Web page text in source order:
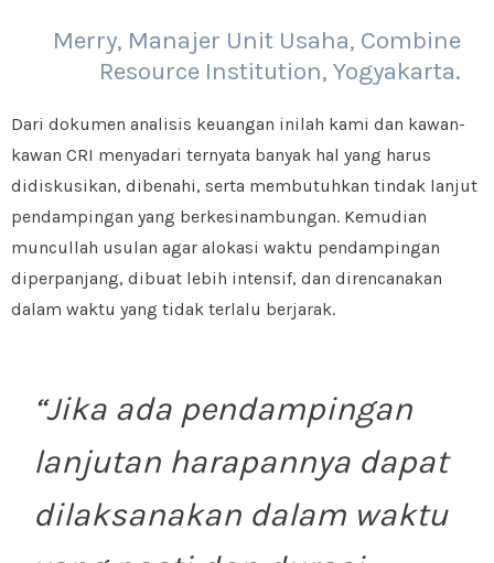
Merry, Manajer Unit Usaha, Combine
Resource Institution, Yogyakarta.
Dari dokumen analisis keuangan inilah kami dan kawan-
kawan CRI menyadari ternyata banyak hal yang harus
didiskusikan, dibenahi, serta membutuhkan tindak lanjut
pendampingan yang berkesinambungan. Kemudian
muncullah usulan agar alokasi waktu pendampingan
diperpanjang, dibuat lebih intensif, dan direncanakan
dalam waktu yang tidak terlalu berjarak.
“Jika ada pendampingan
lanjutan harapannya dapat
dilaksanakan dalam waktu